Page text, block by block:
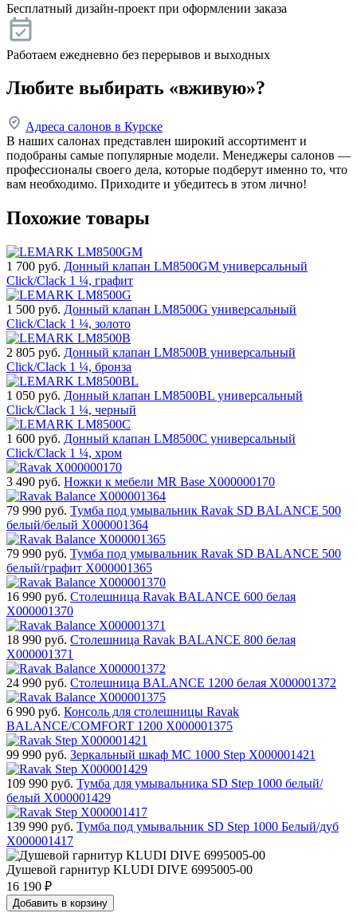
Бесплатный дизайн-проект при оформлении заказа
Работаем ежедневно без перерывов и выходных
Любите выбирать «вживую»?
Адреса салонов в Курске
В наших салонах представлен широкий ассортимент и
подобраны самые популярные модели. Менеджеры салонов —
профессионалы своего дела, которые подберут именно то, что
вам необходимо. Приходите и убедитесь в этом лично!
Похожие товары
1 700 руб. Донный клапан LM8500GM универсальный
Click/Clack 1 ¼, графит
1 500 руб. Донный клапан LM8500G универсальный
Click/Clack 1 ¼, золото
2 805 руб. Донный клапан LM8500B универсальный
Click/Clack 1 ¼, бронза
1 050 руб. Донный клапан LM8500BL универсальный
Click/Clack 1 ¼, черный
1 600 руб. Донный клапан LM8500C универсальный
Click/Clack 1 ¼, хром
3 490 руб. Ножки к мебели MR Base X000000170
79 990 руб. Тумба под умывальник Ravak SD BALANCE 500
белый/белый X000001364
79 990 руб. Тумба под умывальник Ravak SD BALANCE 500
белый/графит X000001365
16 990 руб. Столешница Ravak BALANCE 600 белая
X000001370
18 990 руб. Столешница Ravak BALANCE 800 белая
X000001371
24 990 руб. Столешница BALANCE 1200 белая X000001372
6 990 руб. Консоль для столешницы Ravak
BALANCE/COMFORT 1200 X000001375
99 990 руб. Зеркальный шкаф MC 1000 Step X000001421
109 990 руб. Тумба для умывальника SD Step 1000 белый/
белый X000001429
139 990 руб. Тумба под умывальник SD Step 1000 Белый/дуб
X000001417
Душевой гарнитур KLUDI DIVE 6995005-00
16 190 ₽
Добавить в корзину